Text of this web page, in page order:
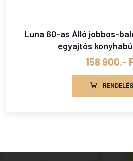
Luna 60-as Álló jobbos-
egyajtós
158 900.-
RENDELÉS